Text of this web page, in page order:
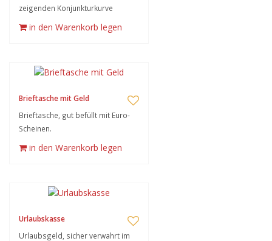
zeigenden Konjunkturkurve
in den Warenkorb legen
Brieftasche mit Geld
Brieftasche, gut befüllt mit Euro-
Scheinen.
in den Warenkorb legen
Urlaubskasse
Urlaubsgeld, sicher verwahrt im